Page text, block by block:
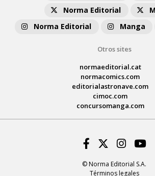
Norma Editorial
Norma Editorial
Manga
Otros sites
normaeditorial.cat
normacomics.com
editorialastronave.com
cimoc.com
concursomanga.com
© Norma Editorial S.A.
Términos legales
Facebook
Twitter